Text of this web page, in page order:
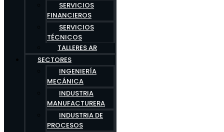
SERVICIOS
FINANCIEROS
SERVICIOS
TÉCNICOS
TALLERES AR
SECTORES
INGENIERÍA
MECÁNICA
INDUSTRIA
MANUFACTURERA
INDUSTRIA DE
PROCESOS